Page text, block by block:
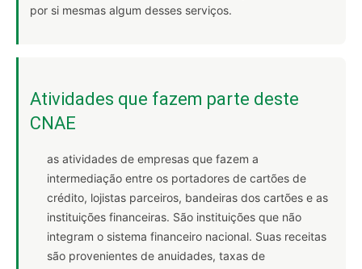
por si mesmas algum desses serviços.
Atividades que fazem parte deste
CNAE
as atividades de empresas que fazem a
intermediação entre os portadores de cartões de
crédito, lojistas parceiros, bandeiras dos cartões e as
instituições financeiras. São instituições que não
integram o sistema financeiro nacional. Suas receitas
são provenientes de anuidades, taxas de